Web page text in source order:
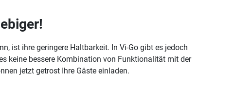
ist ihre geringere Haltbarkeit. In Vi-Go gibt es jedoch
keine bessere Kombination von Funktionalität mit der
jetzt getrost Ihre Gäste einladen.